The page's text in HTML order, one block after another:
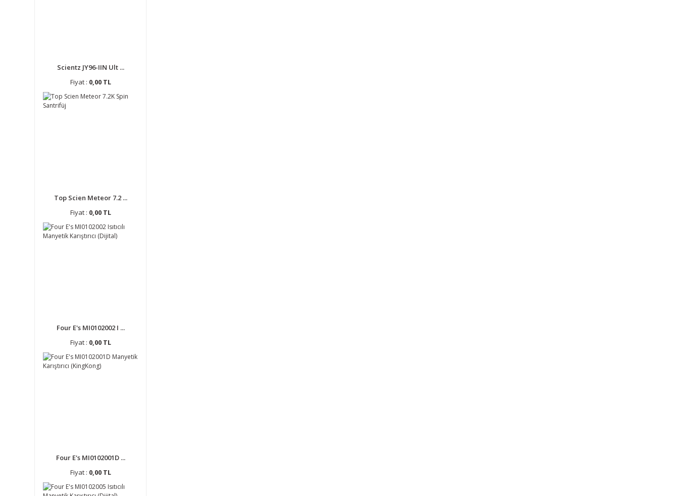
Scientz JY96-IIN Ult ...
Fiyat : 0,00 TL
Top Scien Meteor 7.2 ...
Fiyat : 0,00 TL
Four E's MI0102002 I ...
Fiyat : 0,00 TL
Four E's MI0102001D ...
Fiyat : 0,00 TL